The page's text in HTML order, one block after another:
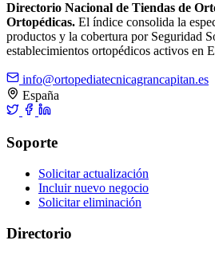
Directorio Nacional de Tiendas de
Ortopédicas. El índice consolida la
productos y la cobertura por Seguridad
establecimientos ortopédicos activos en
info@ortopediatecnicagrancapitan.es
España
Soporte
Solicitar actualización
Incluir nuevo negocio
Solicitar eliminación
Directorio